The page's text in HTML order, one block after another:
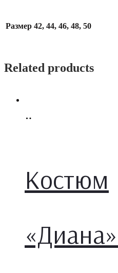
Размер 42, 44, 46, 48, 50
Related products
Костюм